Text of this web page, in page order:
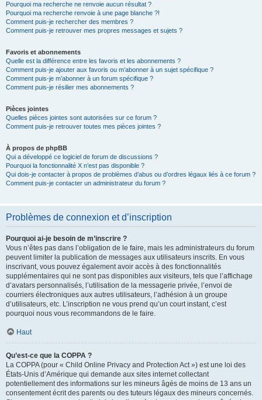
Pourquoi ma recherche ne renvoie aucun résultat ?
Pourquoi ma recherche renvoie à une page blanche ?!
Comment puis-je rechercher des membres ?
Comment puis-je retrouver mes propres messages et sujets ?
Favoris et abonnements
Quelle est la différence entre les favoris et les abonnements ?
Comment puis-je ajouter aux favoris ou m’abonner à un sujet spécifique ?
Comment puis-je m’abonner à un forum spécifique ?
Comment puis-je résilier mes abonnements ?
Pièces jointes
Quelles pièces jointes sont autorisées sur ce forum ?
Comment puis-je retrouver toutes mes pièces jointes ?
À propos de phpBB
Qui a développé ce logiciel de forum de discussions ?
Pourquoi la fonctionnalité X n’est pas disponible ?
Qui dois-je contacter à propos de problèmes d’abus ou d’ordres légaux liés à ce forum ?
Comment puis-je contacter un administrateur du forum ?
Problèmes de connexion et d’inscription
Pourquoi ai-je besoin de m’inscrire ?
Vous n’êtes pas dans l’obligation de le faire, mais les administrateurs du forum
peuvent limiter la publication de messages aux utilisateurs inscrits. En vous
inscrivant, vous pouvez également avoir accès à des fonctionnalités
supplémentaires qui ne sont pas disponibles aux visiteurs, tels que l’affichage
d’avatars personnalisés, l’utilisation de la messagerie privée, l’envoi de
courriers électroniques aux autres utilisateurs, l’adhésion à un groupe
d’utilisateurs, etc. L’inscription ne vous prend qu’un court instant, c’est
pourquoi nous vous recommandons de le faire.
Haut
Qu’est-ce que la COPPA ?
La COPPA (pour « Child Online Privacy and Protection Act ») est une loi des
États-Unis d’Amérique qui demande aux sites internet collectant
potentiellement des informations sur les mineurs âgés de moins de 13 ans un
consentement écrit des parents ou des tuteurs légaux des mineurs concernés.